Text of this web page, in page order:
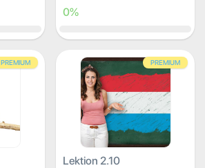
0%
PREMIUM PREMIUM
Lektion 2.10